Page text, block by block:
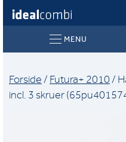
MENU
Forside / Futura+ 2010 /
incl. 3 skruer